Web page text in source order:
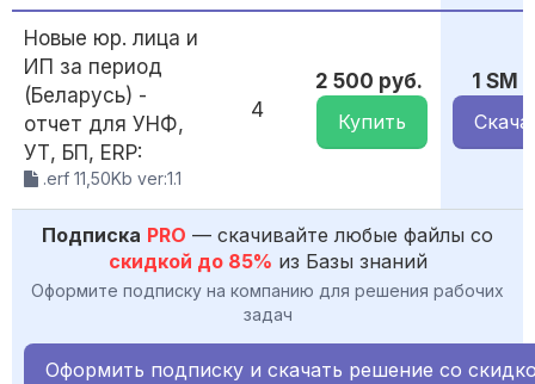
Новые юр. лица и
ИП за период
(Беларусь) -
отчет для УНФ,
УТ, БП, ERP:
.erf 11,50Kb ver:1.1
4
2 500 руб.
Купить
1 SM
Подписка PRO — скачивайте любые файлы со
скидкой до 85% из Базы знаний
Оформите подписку на компанию для решения рабочих
задач
Оформить подписку и скачать решение со